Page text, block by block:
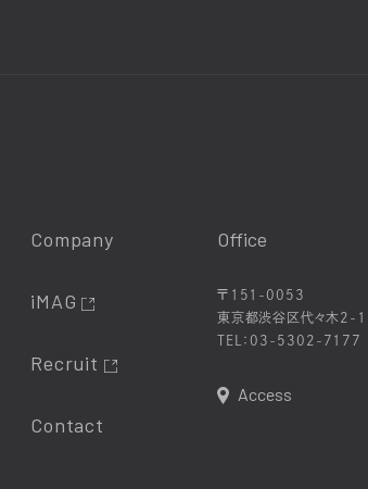
Company
iMAG
Recruit
Contact
Office
〒151-0053
東京都渋谷区代々木2-
TEL： 03-5302-7177
Access